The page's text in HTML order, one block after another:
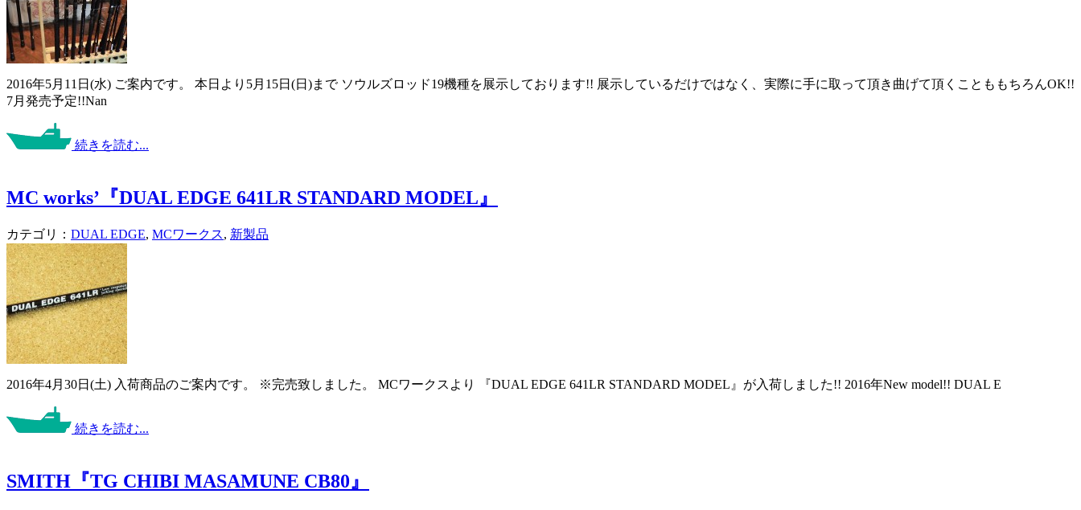
2016年5月11日(水) ご案内です。 本日より5月15日(日)まで ソウルズロッド19機種を展示しております!! 展示しているだけではなく、実際に手に取って頂き曲げて頂くことももちろんOK!!
7月発売予定!!Nan
続きを読む...
MC works’『DUAL EDGE 641LR STANDARD MODEL』
カテゴリ： DUAL EDGE, MCワークス, 新製品
2016年4月30日(土) 入荷商品のご案内です。 ※完売致しました。 MCワークスより 『DUAL EDGE 641LR STANDARD MODEL』が入荷しました!! 2016年New model!! DUAL E
続きを読む...
SMITH『TG CHIBI MASAMUNE CB80』